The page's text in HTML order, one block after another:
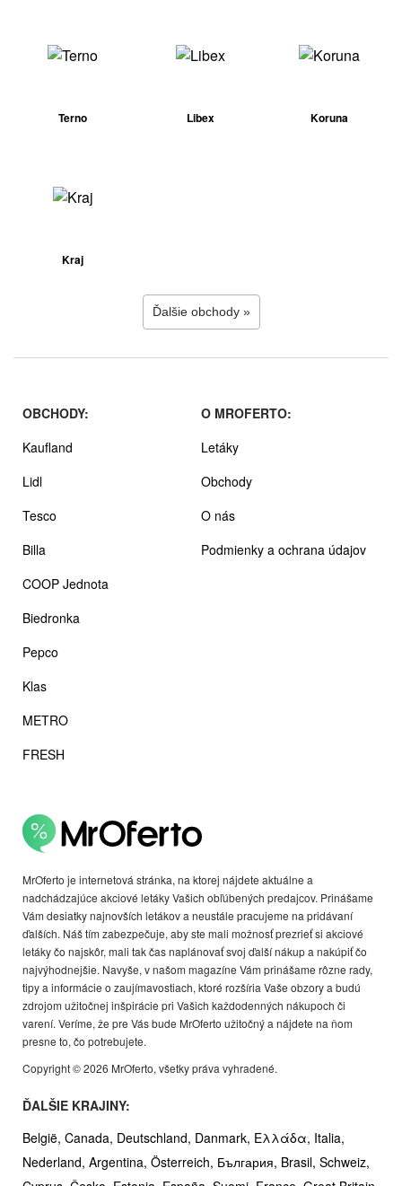
Terno Libex Koruna
Kraj
Ďalšie obchody »
MrOferto je internetová stránka, na ktorej nájdete aktuálne a
nadchádzajúce akciové letáky Vašich obľúbených predajcov. Prinášame
Vám desiatky najnovších letákov a neustále pracujeme na pridávaní
ďalších. Náš tím zabezpečuje, aby ste mali možnosť prezrieť si akciové
letáky čo najskôr, mali tak čas naplánovať svoj ďalší nákup a nakúpiť čo
najvýhodnejšie. Navyše, v našom magazíne Vám prinášame rôzne rady,
tipy a informácie o zaujímavostiach, ktoré rozšíria Vaše obzory a budú
zdrojom užitočnej inšpirácie pri Vašich každodenných nákupoch či
varení. Veríme, že pre Vás bude MrOferto užitočný a nájdete na ňom
presne to, čo potrebujete.
Copyright © 2026 MrOferto, všetky práva vyhradené.
OBCHODY:
Kaufland
Lidl
Tesco
Billa
COOP Jednota
Biedronka
Pepco
Klas
METRO
FRESH
O MROFERTO:
Letáky
Obchody
O nás
Podmienky a ochrana údajov
ĎALŠIE KRAJINY:
België, Canada, Deutschland, Danmark, Ελλάδα, Italia,
Nederland, Argentina, Österreich, България, Brasil, Schweiz,